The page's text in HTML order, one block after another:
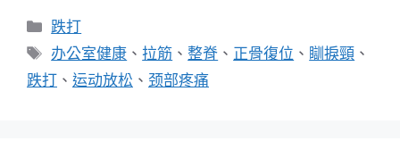
分
類
跌打
標
籤
办公室健康 、 拉筋 、整脊 、 正骨復位 、 瞓捩頸 、
跌打 、 运动放松 、 颈部疼痛